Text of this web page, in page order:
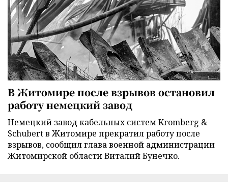
В Житомире после взрывов остановил
работу немецкий завод
Немецкий завод кабельных систем Kromberg &
Schubert в Житомире прекратил работу после
взрывов, сообщил глава военной администрации
Житомирской области Виталий Бунечко.